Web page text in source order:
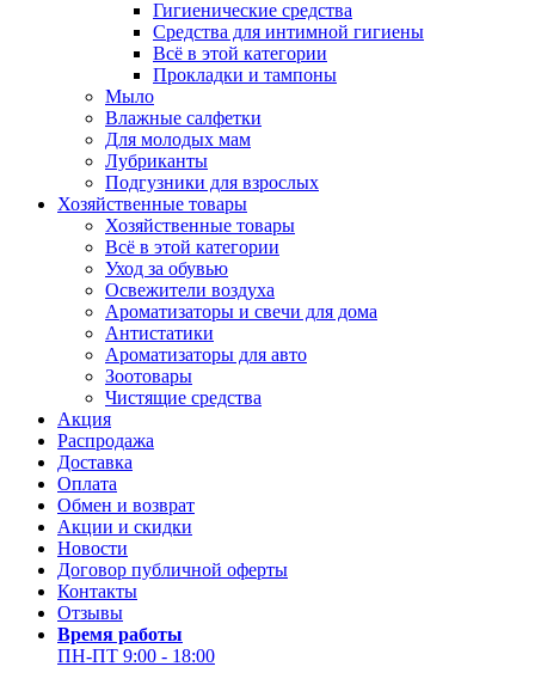
Гигиенические средства
Средства для интимной гигиены
Всё в этой категории
Прокладки и тампоны
Мыло
Влажные салфетки
Для молодых мам
Лубриканты
Подгузники для взрослых
Хозяйственные товары
Хозяйственные товары
Всё в этой категории
Уход за обувью
Освежители воздуха
Ароматизаторы и свечи для дома
Антистатики
Ароматизаторы для авто
Зоотовары
Чистящие средства
Акция
Распродажа
Доставка
Оплата
Обмен и возврат
Акции и скидки
Новости
Договор публичной оферты
Контакты
Отзывы
Время работы
ПН-ПТ 9:00 - 18:00